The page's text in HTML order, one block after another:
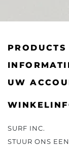
PRODUCTS
UW
SURF INC.
STUUR ONS